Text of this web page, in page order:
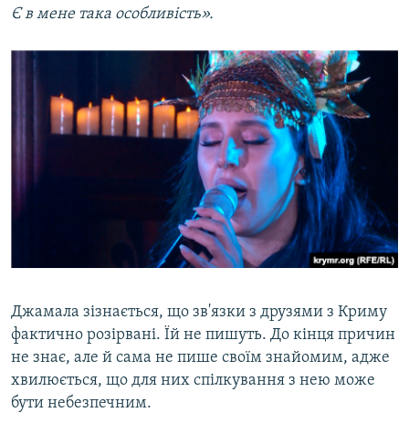
Є в мене така особливість».
Джамала зізнається, що зв'язки з друзями з Криму
фактично розірвані. Їй не пишуть. До кінця причин
не знає, але й сама не пише своїм знайомим, адже
хвилюється, що для них спілкування з нею може
бути небезпечним.